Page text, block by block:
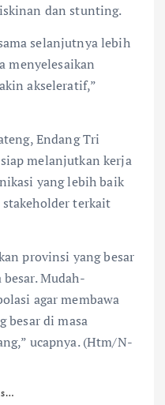
dan stunting.
selanjutnya lebih
menyelesaikan
akseleratif,”
Endang Tri
melanjutkan kerja
yang lebih baik
stakeholder terkait
provinsi yang besar
Mudah-
agar membawa
besar di masa
ucapnya. (Htm/N-